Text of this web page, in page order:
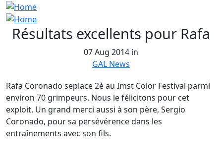
Résultats excellents pour Rafa
07 Aug 2014 in
GAL News
Rafa Coronado seplace 2è au Imst Color Festival parmi
environ 70 grimpeurs. Nous le félicitons pour cet
exploit. Un grand merci aussi à son père, Sergio
Coronado, pour sa persévérence dans les
entraînements avec son fils.